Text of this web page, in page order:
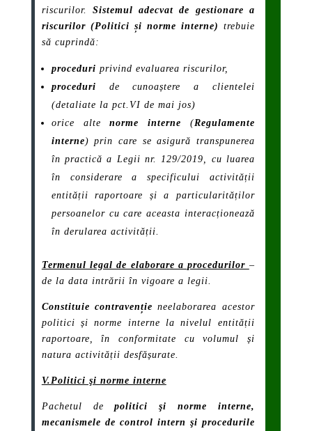
riscurilor. Sistemul adecvat de gestionare a
riscurilor (Politici și norme interne) trebuie
să cuprindă:
proceduri privind evaluarea riscurilor,
proceduri de cunoaștere a clientelei
(detaliate la pct.VI de mai jos)
orice altenorme interne (Regulamente
interne) prin care se asigură transpunerea
în practică a Legii nr. 129/2019, cu luarea
în considerare a specificului activității
entității raportoare și a particularităților
persoanelor cu care aceasta interacționează
în derularea activității.
Termenul legal de elaborare a procedurilor –
de la data intrării în vigoare a legii.
Constituie contravenție neelaborarea acestor
politici și norme interne la nivelul entității
raportoare, în conformitate cu volumul și
natura activității desfășurate.
V.Politici şi norme interne
Pachetul de politici şi norme interne,
mecanismele de control intern şi procedurile